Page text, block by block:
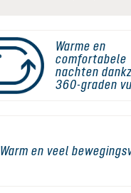
Warme en
comfortabele
nachten
360-graden
Warm en veel